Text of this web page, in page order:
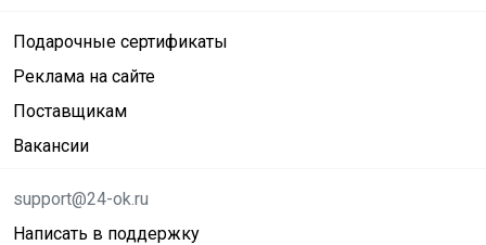
Подарочные сертификаты
Реклама на сайте
Поставщикам
Вакансии
support@24-ok.ru
Написать в поддержку